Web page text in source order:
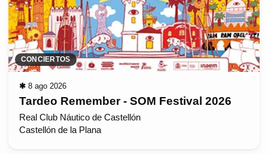
CONCIERTOS
✱ 8 ago 2026
Tardeo Remember - SOM Festival 2026
Real Club Náutico de Castellón
Castellón de la Plana